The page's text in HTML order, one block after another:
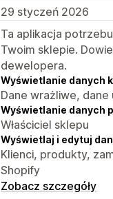
29 styczeń 2026
Ta aplikacja
Twoim sklepie.
dewelopera.
Wyświetlanie danych
Dane wrażliwe,
Wyświetlanie danych
Właściciel sklepu
Wyświetlaj i edytuj
Klienci, produkty,
Shopify
Zobacz szczegóły